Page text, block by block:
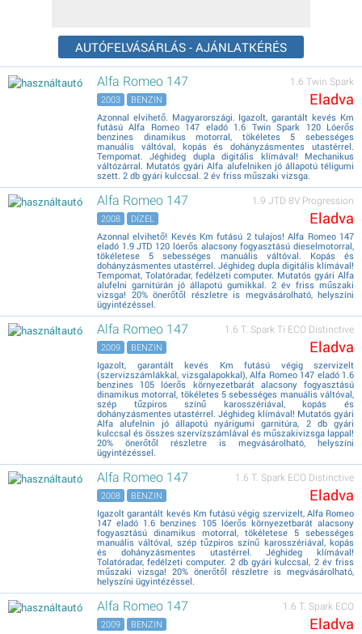
AUTÓFELVÁSÁRLÁS - AJÁNLATKÉRÉS
Alfa Romeo 147 1.6 Twin Spark
Eladva
2003 BENZIN
Azonnal elvihető. Magyarországi. Igazolt, garantált kevés Km
futású Alfa Romeo 147 eladó 1.6 Twin Spark 120 Lóerős
benzines dinamikus motorral, tökéletes 5 sebességes
manuális váltóval, kopás és dohányzásmentes utastérrel.
Tempomat. Jéghideg dupla digitális klímával! Mechanikus
váltózárral. Mutatós gyári Alfa alufelniken jó állapotú téligumi
szett. 2 db gyári kulccsal. 2 év friss műszaki vizsga.
Alfa Romeo 147 1.9 JTD 8V Progression
Eladva
2008 DÍZEL
Azonnal elvihető! Kevés Km futású 2 tulajos! Alfa Romeo 147
eladó 1.9 JTD 120 lóerős alacsony fogyasztású dieselmotorral,
tökéletese 5 sebességes manuális váltóval. Kopás és
dohányzásmentes utastérrel. Jéghideg dupla digitális klímával!
Tempomat, Tolatóradar, fedélzeti computer. Mutatós gyári Alfa
alufelni garnitúrán jó állapotú gumikkal. 2 év friss műszaki
vizsga! 20% önerőtől részletre is megvásárolható, helyszíni
ügyintézéssel.
Alfa Romeo 147 1.6 T. Spark Ti ECO Distinctive
Eladva
2009 BENZIN
Igazolt, garantált kevés Km futású végig szervizelt
(szervizszámlákkal, vizsgalapokkal), Alfa Romeo 147 eladó 1.6
benzines 105 lóerős környezetbarát alacsony fogyasztású
dinamikus motorral, tökéletes 5 sebességes manuális váltóval,
szép tűzpiros színű karosszériával, kopás és
dohányzásmentes utastérrel. Jéghideg klímával! Mutatós gyári
Alfa alufelnin jó állapotú nyárigumi garnitúra, 2 db gyári
kulccsal és összes szervízszámlával és műszakivizsga lappal!
20% önerőtől részletre is megvásárolható, helyszíni
ügyintézéssel.
Alfa Romeo 147 1.6 T. Spark ECO Distinctive
Eladva
2008 BENZIN
Igazolt garantált kevés Km futású végig szervizelt, Alfa Romeo
147 eladó 1.6 benzines 105 lóerős környezetbarát alacsony
fogyasztású dinamikus motorral, tökéletese 5 sebességes
manuális váltóval, szép tűzpiros színű karosszériával, kopás
és dohányzásmentes utastérrel. Jéghideg klímával!
Tolatóradar, fedélzeti computer. 2 db gyári kulccsal, 2 év friss
műszaki vizsga! 20% önerőtől részletre is megvásárolható,
helyszíni ügyintézéssel.
Alfa Romeo 147 1.6 T. Spark ECO
Eladva
2009 BENZIN